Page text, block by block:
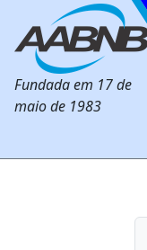
Fundada em 17 de
maio de 1983